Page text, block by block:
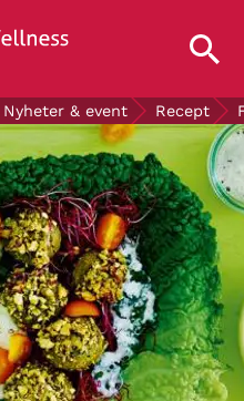
Nyheter & event Recept